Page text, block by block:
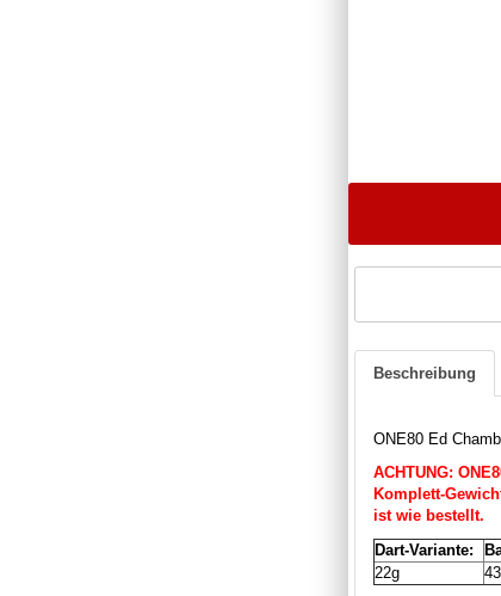
Beschreibung
ONE80 Ed
ACHTUNG:
Komplett-
ist wie bestellt.
Dart-Variante:
22g